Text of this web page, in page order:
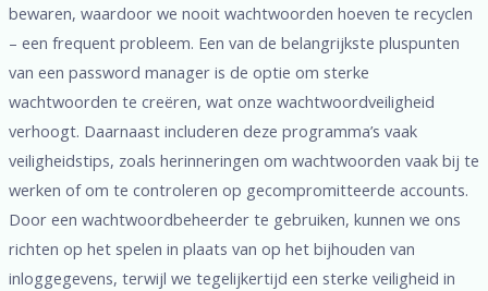
bewaren, waardoor we nooit wachtwoorden hoeven te recyclen
– een frequent probleem. Een van de belangrijkste pluspunten
van een password manager is de optie om sterke
wachtwoorden te creëren, wat onze wachtwoordveiligheid
verhoogt. Daarnaast includeren deze programma’s vaak
veiligheidstips, zoals herinneringen om wachtwoorden vaak bij te
werken of om te controleren op gecompromitteerde accounts.
Door een wachtwoordbeheerder te gebruiken, kunnen we ons
richten op het spelen in plaats van op het bijhouden van
inloggegevens, terwijl we tegelijkertijd een sterke veiligheid in